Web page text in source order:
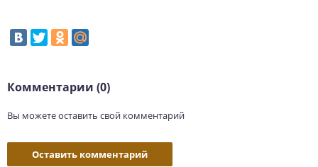
Комментарии (0)
Вы можете оставить свой комментарий
Оставить комментарий